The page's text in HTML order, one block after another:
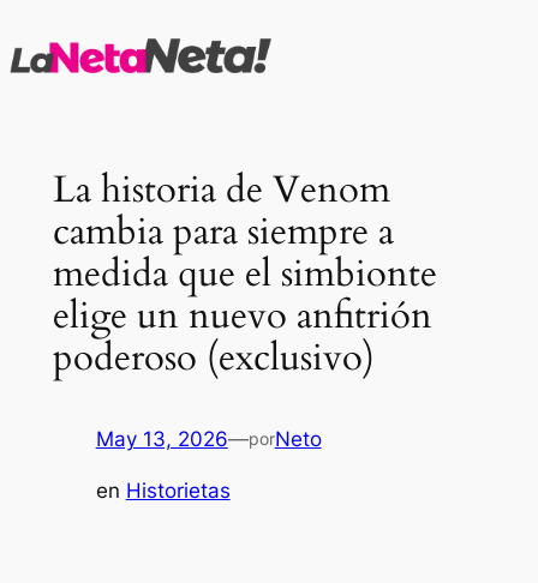
al
La historia de Venom
cambia para siempre a
medida que el simbionte
elige un nuevo anfitrión
poderoso (exclusivo)
May 13, 2026—porNeto
en Historietas